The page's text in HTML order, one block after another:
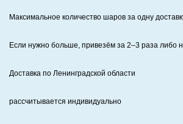
Максимальное количество шаров за одну
Если нужно больше, привезём за 2–3 раза либо
Доставка по Ленинградской области
рассчитывается индивидуально